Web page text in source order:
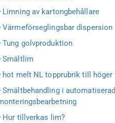
Limning av kartongbehållare
Värmeförseglingsbar dispersion
Tung golvproduktion
Smältlim
hot melt NL topprubrik till höger
Smältbehandling i automatiserad
Hur tillverkas lim?